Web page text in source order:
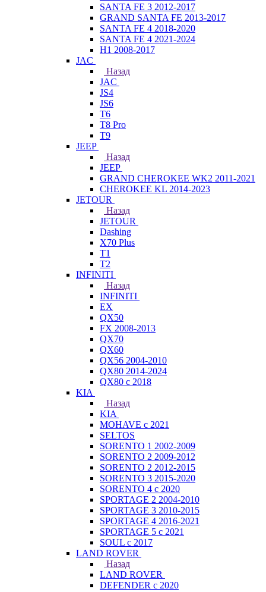
SANTA FE 3 2012-2017
GRAND SANTA FE 2013-2017
SANTA FE 4 2018-2020
SANTA FE 4 2021-2024
H1 2008-2017
JAC
Назад
JAC
JS4
JS6
T6
T8 Pro
T9
JEEP
Назад
JEEP
GRAND CHEROKEE WK2 2011-2021
CHEROKEE KL 2014-2023
JETOUR
Назад
JETOUR
Dashing
X70 Plus
T1
T2
INFINITI
Назад
INFINITI
EX
QX50
FX 2008-2013
QX70
QX60
QX56 2004-2010
QX80 2014-2024
QX80 c 2018
KIA
Назад
KIA
MOHAVE с 2021
SELTOS
SORENTO 1 2002-2009
SORENTO 2 2009-2012
SORENTO 2 2012-2015
SORENTO 3 2015-2020
SORENTO 4 с 2020
SPORTAGE 2 2004-2010
SPORTAGE 3 2010-2015
SPORTAGE 4 2016-2021
SPORTAGE 5 с 2021
SOUL с 2017
LAND ROVER
Назад
LAND ROVER
DEFENDER с 2020